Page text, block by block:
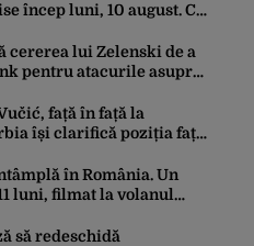
încep luni, 10 august. Ce
cererea lui Zelenski de a
pentru atacurile asupra
față în față la
își clarifică poziția față
în România. Un
luni, filmat la volanul
să redeschidă